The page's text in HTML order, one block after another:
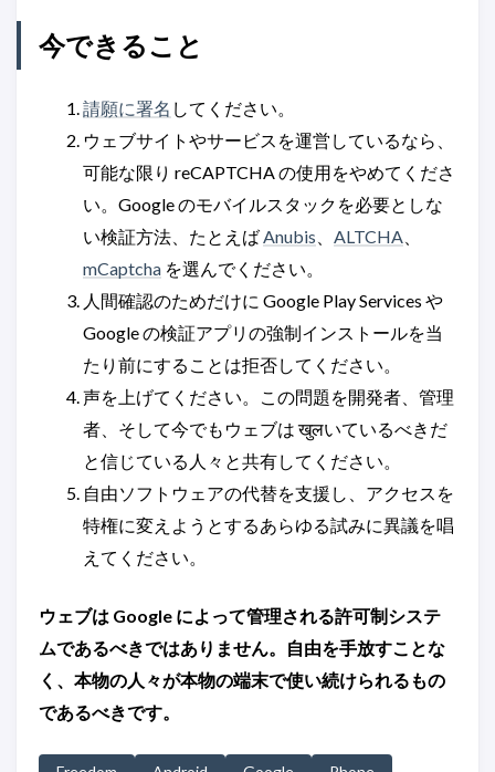
今できること
請願に署名 してください。
ウェブサイトやサービスを運営しているなら、
可能な限り reCAPTCHA の使用をやめてくださ
い。Google のモバイルスタックを必要としな
い検証方法、たとえばAnubis ALTCHA
mCaptcha を選んでください。
人間確認のためだけに Google Play Services や
Google の検証アプリの強制インストールを当
たり前にすることは拒否してください。
声を上げてください。この問題を開発者、管理
者、そして今でもウェブは खुलいているべきだ
と信じている人々と共有してください。
自由ソフトウェアの代替を支援し、アクセスを
特権に変えようとするあらゆる試みに異議を唱
えてください。
ウェブは Google によって管理される許可制システ
ムであるべきではありません。自由を手放すことな
く、本物の人々が本物の端末で使い続けられるもの
であるべきです。